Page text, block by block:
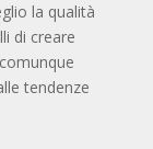
la qualità
di creare
tendenze